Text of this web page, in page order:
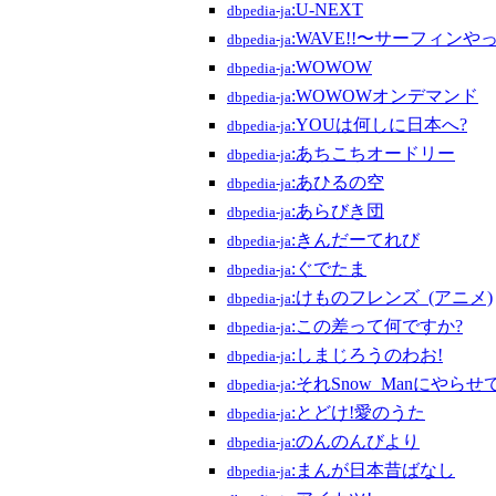
dbpedia-ja:U-NEXT
dbpedia-ja:WAVE!!〜サーフィンや
dbpedia-ja:WOWOW
dbpedia-ja:WOWOWオンデマンド
dbpedia-ja:YOUは何しに日本へ?
dbpedia-ja:あちこちオードリー
dbpedia-ja:あひるの空
dbpedia-ja:あらびき団
dbpedia-ja:きんだーてれび
dbpedia-ja:ぐでたま
dbpedia-ja:けものフレンズ_(アニメ)
dbpedia-ja:この差って何ですか?
dbpedia-ja:しまじろうのわお!
dbpedia-ja:それSnow_Manにやらせ
dbpedia-ja:とどけ!愛のうた
dbpedia-ja:のんのんびより
dbpedia-ja:まんが日本昔ばなし